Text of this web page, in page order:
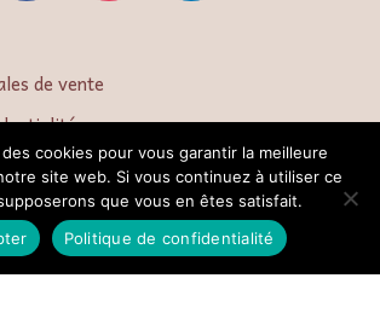
de vente
{current_year} - {site_title}
cookies pour vous garantir la meilleure
site web. Si vous continuez à utiliser ce
que vous en êtes satisfait.
Politique de confidentialité